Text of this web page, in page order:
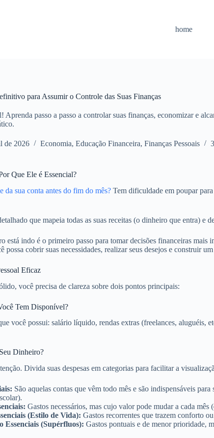
home
para Assumir o Controle das Suas Finanças
Aprenda passo a passo a controlar suas finanças, economizar e
de 2026 Economia, Educação Financeira, Finanças Pessoais
Que Ele é Essencial?
da sua conta antes do fim do mês? Tem dificuldade em poupar
que mapeia todas as suas receitas (o dinheiro que entra) e
está indo é o primeiro passo para tomar decisões financeiras
possa cobrir suas necessidades, realizar seus desejos e construir
Eficaz
você precisa de clareza sobre dois pontos principais:
Tem Disponível?
você possui: salário líquido, rendas extras (freelances,
Dinheiro?
Divida suas despesas em categorias para facilitar a
São aquelas contas que vêm todo mês e são indispensáveis
Gastos necessários, mas cujo valor pode mudar a cada
(Estilo de Vida): Gastos recorrentes que trazem conforto
Essenciais (Supérfluos): Gastos pontuais e de menor prioridade,